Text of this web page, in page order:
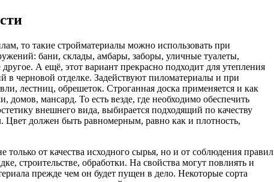
то такие стройматериалы можно использовать при
бани, склады, амбары, заборы, уличные туалеты,
А ещё, этот вариант прекрасно подходит для утепления
в черновой отделке. Задействуют пиломатериалы и при
лестниц, обрешеток. Строганная доска применяется и как
домов, мансард. То есть везде, где необходимо обеспечить
внешнего вида, выбирается подходящий по качеству
Цвет должен быть равномерным, равно как и плотность,
только от качества исходного сырья, но и от соблюдения правил
строительстве, обработки. На свойства могут повлиять и
прежде чем он будет пущен в дело. Некоторые сорта